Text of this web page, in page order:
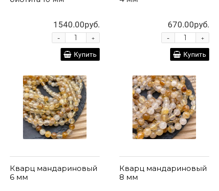
1540.00руб.
+
-
Купить
670.00руб.
+
-
Купить
Кварц мандариновый
6 мм
Кварц мандариновый
8 мм